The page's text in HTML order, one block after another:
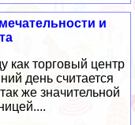
и
как торговый центр
день считается
же значительной